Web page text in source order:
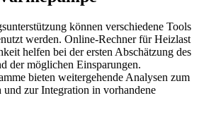
können verschiedene Tools
werden. Online-Rechner für Heizlast
helfen bei der ersten Abschätzung des
der möglichen Einsparungen.
bieten weitergehende Analysen zum
und zur Integration in vorhandene